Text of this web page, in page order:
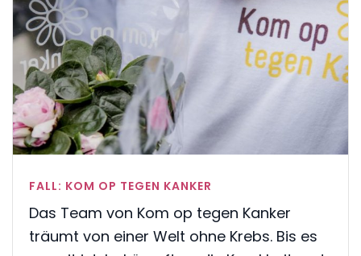
FALL: KOM OP TEGEN KANKER
Das Team von Kom op tegen Kanker
träumt von einer Welt ohne Krebs. Bis es